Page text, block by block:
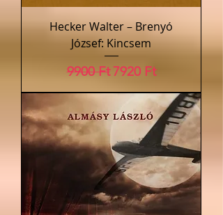
Hecker Walter – Brenyó
József: Kincsem
Szokásos ár
9900 FtAkciós ár
7920 Ft